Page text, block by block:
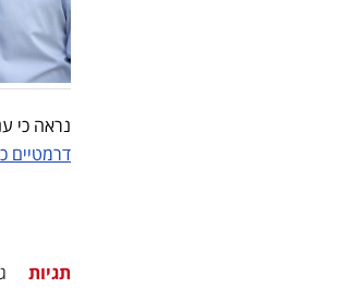
נראה כי
דרמטיים
תגיות